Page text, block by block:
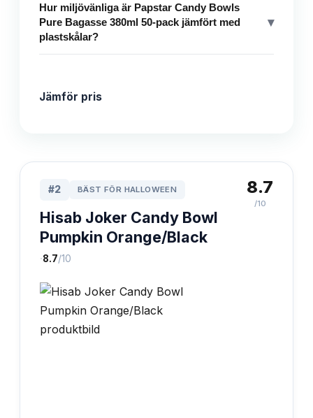
Hur miljövänliga är Papstar Candy Bowls
Pure Bagasse 380ml 50-pack jämfört med
plastskålar?
▾
Jämför pris
#2 BÄST FÖR HALLOWEEN
Hisab Joker Candy Bowl
Pumpkin Orange/Black
·8.7/10
8.7
/10